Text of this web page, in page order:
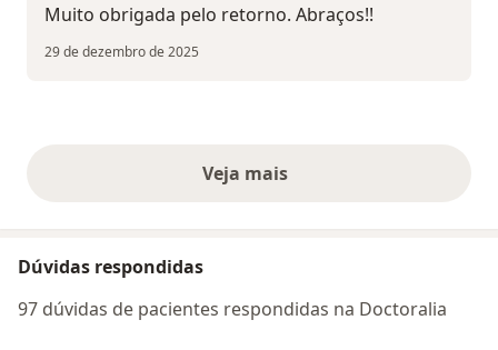
Muito obrigada pelo retorno. Abraços!!
29 de dezembro de 2025
Veja maisopiniões acima
Dúvidas respondidas
97 dúvidas de pacientes respondidas na Doctoralia